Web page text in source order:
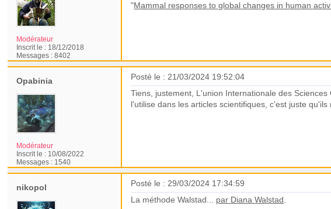
Modérateur
Inscrit le : 18/12/2018
Messages :8402
"Mammal responses to global changes in human
Opabinia
Modérateur
Inscrit le : 10/08/2022
Messages : 1540
Posté le : 21/03/2024 19:52:04
Tiens, justement, L'union Internationale des
l'utilise dans les articles scientifiques, c'est juste
nikopol
Posté le : 29/03/2024 17:34:59
La méthode Walstad... par Diana Walstad